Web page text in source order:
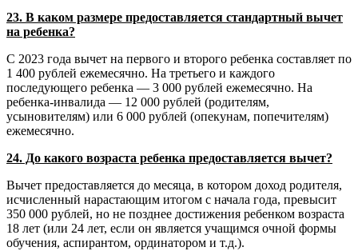
23. В каком размере предоставляется стандартный вычет
на ребенка?
С 2023 года вычет на первого и второго ребенка составляет по
1 400 рублей ежемесячно. На третьего и каждого
последующего ребенка — 3 000 рублей ежемесячно. На
ребенка-инвалида — 12 000 рублей (родителям,
усыновителям) или 6 000 рублей (опекунам, попечителям)
ежемесячно.
24. До какого возраста ребенка предоставляется вычет?
Вычет предоставляется до месяца, в котором доход родителя,
исчисленный нарастающим итогом с начала года, превысит
350 000 рублей, но не позднее достижения ребенком возраста
18 лет (или 24 лет, если он является учащимся очной формы
обучения, аспирантом, ординатором и т.д.).